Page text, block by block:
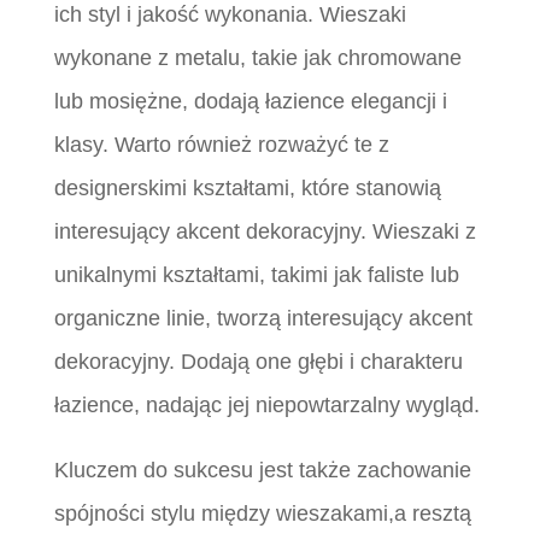
ich styl i jakość wykonania. Wieszaki
wykonane z metalu, takie jak chromowane
lub mosiężne, dodają łazience elegancji i
klasy. Warto również rozważyć te z
designerskimi kształtami, które stanowią
interesujący akcent dekoracyjny. Wieszaki z
unikalnymi kształtami, takimi jak faliste lub
organiczne linie, tworzą interesujący akcent
dekoracyjny. Dodają one głębi i charakteru
łazience, nadając jej niepowtarzalny wygląd.
Kluczem do sukcesu jest także zachowanie
spójności stylu między wieszakami,a resztą